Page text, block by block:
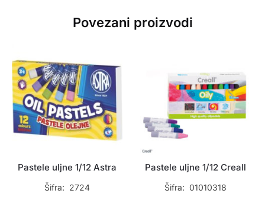
Povezani proizvodi
Pastele uljne 1/12 Astra
Šifra: 2724
Pastele uljne 1/12 Creall
Šifra: 01010318